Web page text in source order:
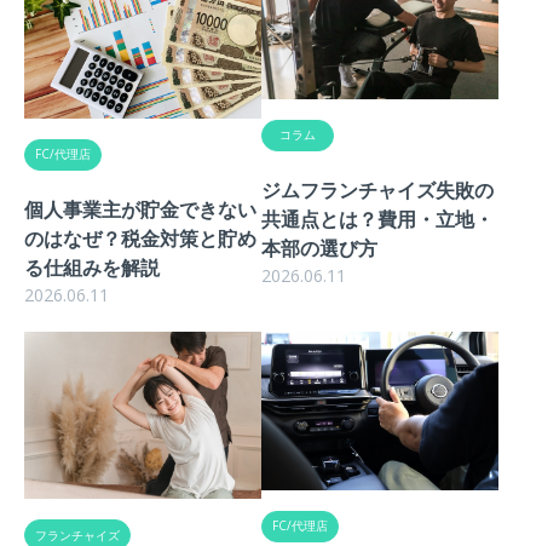
FC/代理店
個人事業主が貯金できない
のはなぜ？税金対策と貯め
る仕組みを解説
2026.06.11
コラム
ジムフランチャイズ失敗の
共通点とは？費用・立地・
本部の選び方
2026.06.11
フランチャイズ
FC/代理店